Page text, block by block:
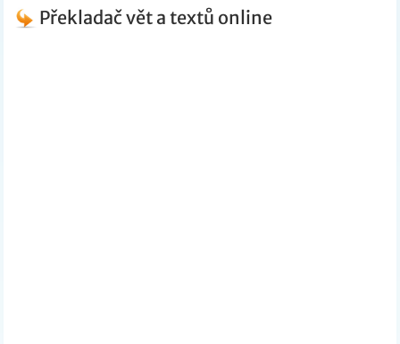
Překladač vět a textů online